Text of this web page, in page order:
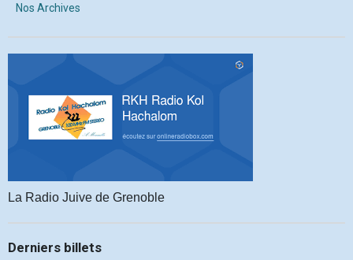
Nos Archives
La Radio Juive de Grenoble
Derniers billets